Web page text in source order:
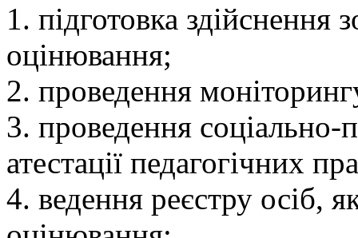
1. підготовка здійснення
оцінювання;
2. проведення
3. проведення соціально-
атестації педагогічних
4. ведення реєстру осіб,